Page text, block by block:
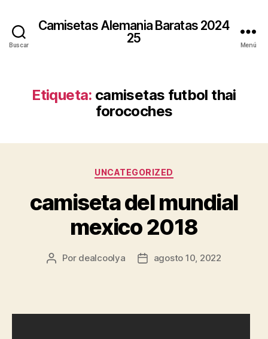
Buscar
Camisetas Alemania Baratas 2024
25
Menú
Etiqueta: camisetas futbol thai
forocoches
Categorías
UNCATEGORIZED
camiseta del mundial
mexico 2018
Autor
Por dealcoolya
Fechaagosto 10, 2022